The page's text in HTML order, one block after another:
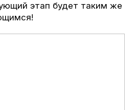
этап будет таким же